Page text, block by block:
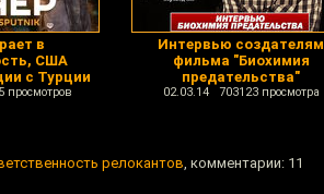
в
США
с Турции
просмотров
Интервью создателям
фильма "Биохимия
предательства"
02.03.14 703123 просмотра
релокантов, комментарии: 11